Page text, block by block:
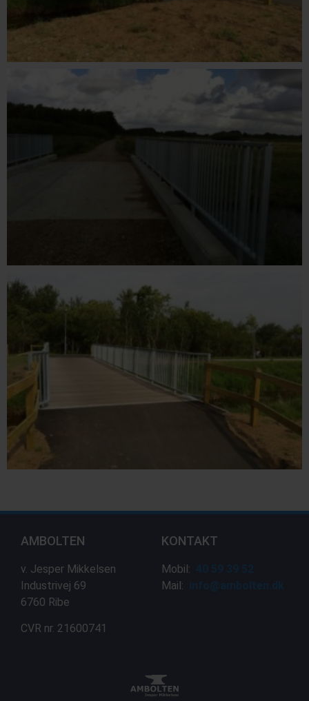
AMBOLTEN
v. Jesper Mikkelsen
Industrivej 69
6760 Ribe
CVR nr. 21600741
KONTAKT
Mobil:
Mail: